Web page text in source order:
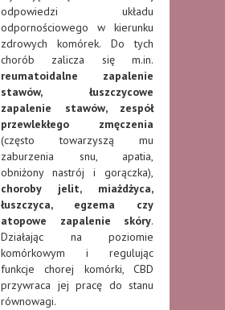
odpowiedzi układu
odpornościowego w kierunku
zdrowych komórek. Do tych
chorób zalicza się m.in.
reumatoidalne zapalenie
stawów, łuszczycowe
zapalenie stawów, zespół
przewlekłego zmęczenia
(często towarzyszą mu
zaburzenia snu, apatia,
obniżony nastrój i gorączka),
choroby jelit, miażdżyca,
łuszczyca, egzema czy
atopowe zapalenie skóry.
Działając na poziomie
komórkowym i regulując
funkcje chorej komórki, CBD
przywraca jej pracę do stanu
równowagi.